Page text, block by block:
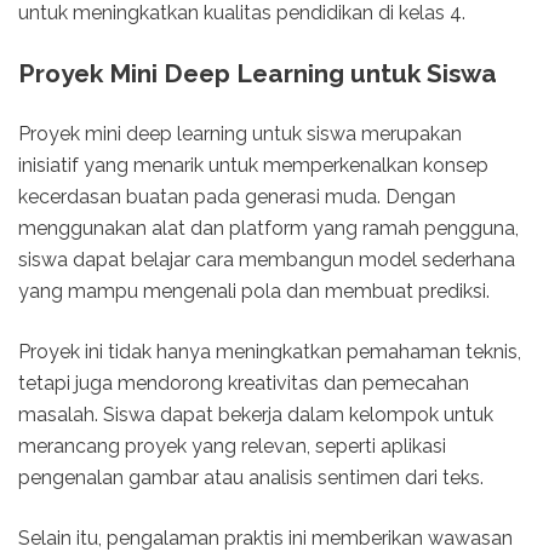
untuk meningkatkan kualitas pendidikan di kelas 4.
Proyek Mini Deep Learning untuk Siswa
Proyek mini deep learning untuk siswa merupakan
inisiatif yang menarik untuk memperkenalkan konsep
kecerdasan buatan pada generasi muda. Dengan
menggunakan alat dan platform yang ramah pengguna,
siswa dapat belajar cara membangun model sederhana
yang mampu mengenali pola dan membuat prediksi.
Proyek ini tidak hanya meningkatkan pemahaman teknis,
tetapi juga mendorong kreativitas dan pemecahan
masalah. Siswa dapat bekerja dalam kelompok untuk
merancang proyek yang relevan, seperti aplikasi
pengenalan gambar atau analisis sentimen dari teks.
Selain itu, pengalaman praktis ini memberikan wawasan